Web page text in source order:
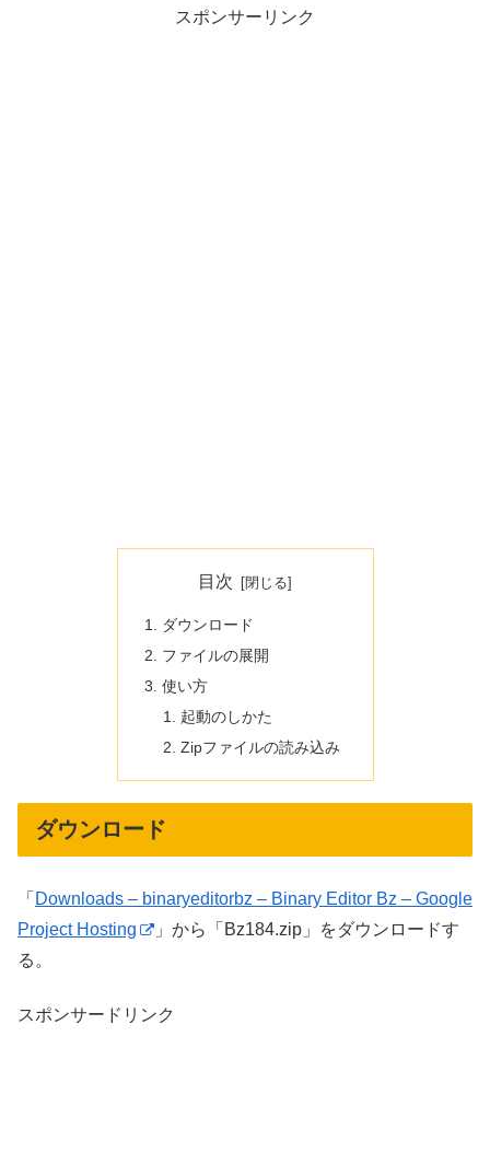
スポンサーリンク
目次
ダウンロード
ファイルの展開
使い方
起動のしかた
Zipファイルの読み込み
ダウンロード
「 Downloads – binaryeditorbz – Binary Editor Bz – Google
Project Hosting
」から「Bz184.zip」をダウンロードす
る。
スポンサードリンク